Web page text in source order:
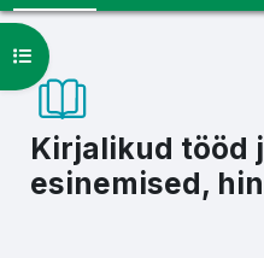
Kirjalikud tööd
esinemised,
Kursindex öffnen